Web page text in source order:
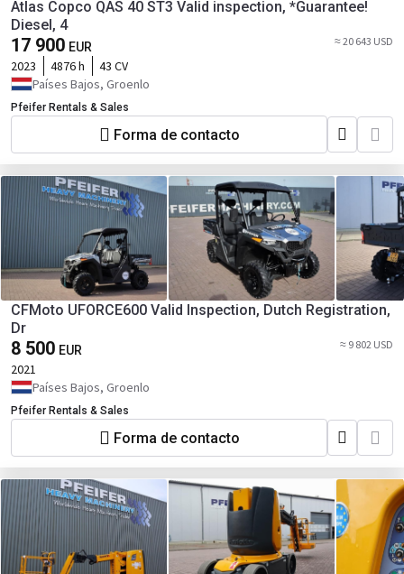
Atlas Copco QAS 40 ST3 Valid inspection, *Guarantee!
Diesel, 4
17 900 EUR ≈ 20 643 USD
2023 4876 h
43 CV
Países Bajos, Groenlo
Pfeifer Rentals & Sales
Forma de contacto
CFMoto UFORCE600 Valid Inspection, Dutch Registration,
Dr
8 500 EUR ≈ 9 802 USD
2021
Países Bajos, Groenlo
Pfeifer Rentals & Sales
Forma de contacto